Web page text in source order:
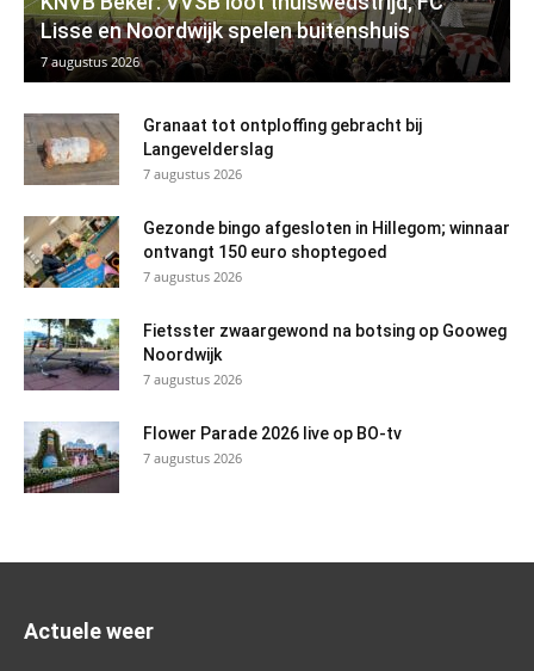
Lisse en Noordwijk spelen buitenshuis
7 augustus 2026
Granaat tot ontploffing gebracht bij
Langevelderslag
7 augustus 2026
Gezonde bingo afgesloten in Hillegom; winnaar
ontvangt 150 euro shoptegoed
7 augustus 2026
Fietsster zwaargewond na botsing op Gooweg
Noordwijk
7 augustus 2026
Flower Parade 2026 live op BO-tv
7 augustus 2026
Actuele weer